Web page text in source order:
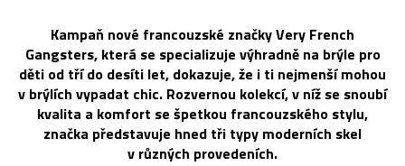
Kampaň nové francouzské značky Very French
Gangsters, která se specializuje výhradně na brýle pro
děti od tří do desíti let, dokazuje, že i ti nejmenší mohou
v brýlích vypadat chic. Rozvernou kolekcí, v níž se snoubí
kvalita a komfort se špetkou francouzského stylu,
značka představuje hned tři typy moderních skel
v různých provedeních.